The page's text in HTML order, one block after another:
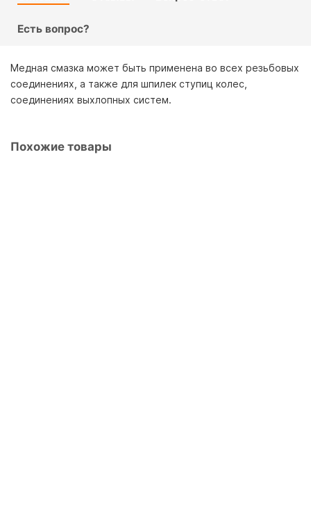
ЩЕТКИ И ДВОРНИКИ
АВТОХИМИЯ ВМП-АВТО
АВТОХИМИЯ РИМЕТ
Есть вопрос?
Медная смазка может быть применена во всех резьбовых
соединениях, а также для шпилек ступиц колес,
соединениях выхлопных систем.
Похожие товары